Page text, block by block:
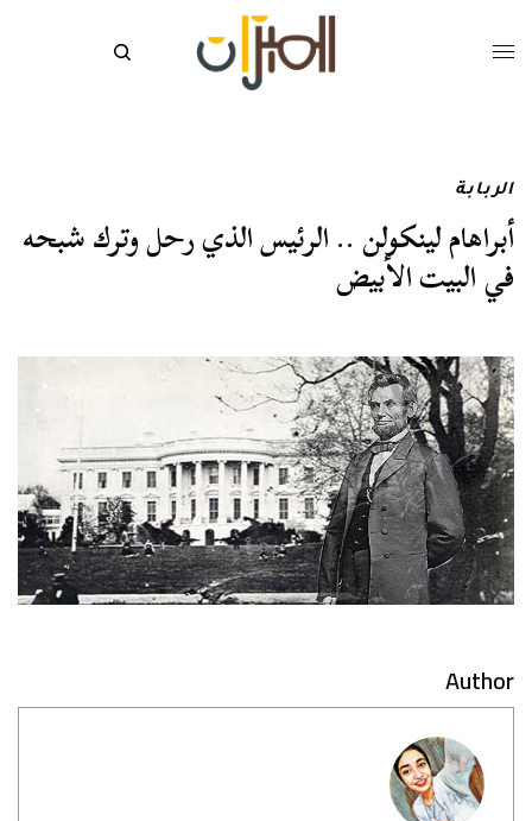
الربابة
أبراهام لينكولن .. الرئيس الذي رحل وترك شبحه
في البيت الأبيض
Author